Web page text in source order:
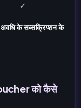
✓
के सब्सक्रिप्शन के
को कैसे